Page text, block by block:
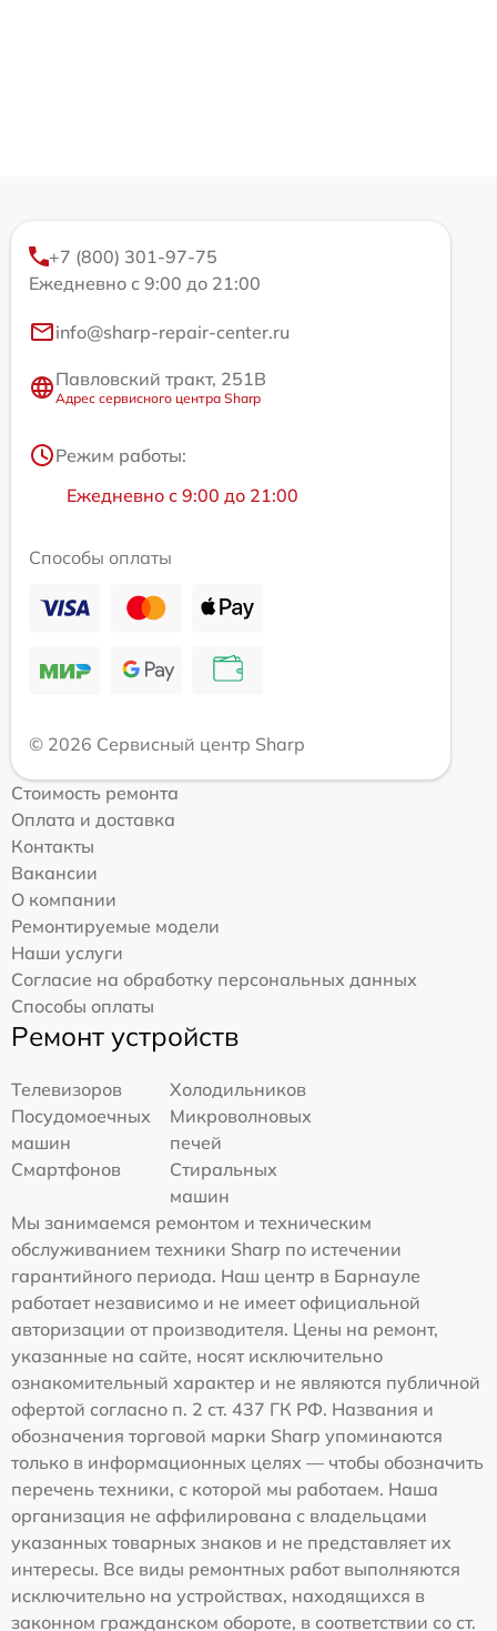
+7 (800) 301-97-75
Ежедневно с 9:00 до 21:00
info@sharp-repair-center.ru
Павловский тракт, 251В
Адрес сервисного центра Sharp
Режим работы:
Ежедневно с 9:00 до 21:00
Способы оплаты
© 2026 Сервисный центр Sharp
Стоимость ремонта
Оплата и доставка
Контакты
Вакансии
О компании
Ремонтируемые модели
Наши услуги
Согласие на обработку персональных данных
Способы оплаты
Ремонт устройств
Телевизоров
Холодильников
Посудомоечных
машин
Микроволновых
печей
Смартфонов
Стиральных
машин
Мы занимаемся ремонтом и техническим
обслуживанием техники Sharp по истечении
гарантийного периода. Наш центр в Барнауле
работает независимо и не имеет официальной
авторизации от производителя. Цены на ремонт,
указанные на сайте, носят исключительно
ознакомительный характер и не являются публичной
офертой согласно п. 2 ст. 437 ГК РФ. Названия и
обозначения торговой марки Sharp упоминаются
только в информационных целях — чтобы обозначить
перечень техники, с которой мы работаем. Наша
организация не аффилирована с владельцами
указанных товарных знаков и не представляет их
интересы. Все виды ремонтных работ выполняются
исключительно на устройствах, находящихся в
законном гражданском обороте, в соответствии со ст.